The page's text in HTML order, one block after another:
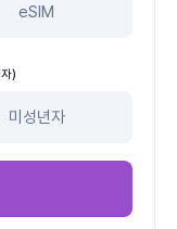
eSIM
)
미성년자